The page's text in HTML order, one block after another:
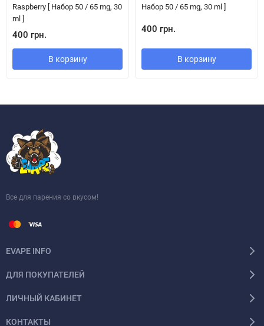
Raspberry [ Набор 50 / 65 mg, 30
ml ]
400 грн.
В корзину
Набор 50 / 65 mg, 30 ml ]
400 грн.
В корзину
Все для парения со вкусом!
EVAPE INFO
ДЛЯ ПОКУПАТЕЛЕЙ
ЛИЧНЫЙ КАБИНЕТ
КОНТАКТЫ